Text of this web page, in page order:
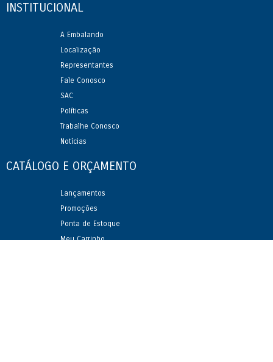
INSTITUCIONAL
A Embalando
Localização
Representantes
Fale Conosco
SAC
Políticas
Trabalhe Conosco
Notícias
CATÁLOGO E ORÇAMENTO
Lançamentos
Promoções
Ponta de Estoque
Meu Carrinho